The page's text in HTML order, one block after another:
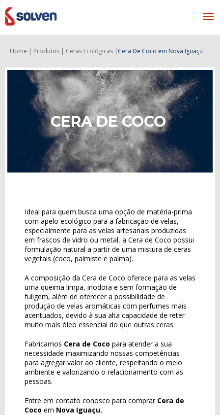
Home | Produtos | Ceras Ecológicas | Cera De Coco em Nova Iguaçu
CERA DE COCO
Ideal para quem busca uma opção de matéria-prima
com apelo ecológico para a fabricação de velas,
especialmente para as velas artesanais produzidas
em frascos de vidro ou metal, a Cera de Coco possui
formulação natural a partir de uma mistura de ceras
vegetais (coco, palmiste e palma).
A composição da Cera de Coco oferece para as velas
uma queima limpa, inodora e sem formação de
fuligem, além de oferecer a possibilidade de
produção de velas aromáticas com perfumes mais
acentuados, devido à sua alta capacidade de reter
muito mais óleo essencial do que outras ceras.
Fabricamos Cera de Coco para atender a sua
necessidade maximizando nossas competências
para agregar valor ao cliente, respeitando o meio
ambiente e valorizando o relacionamento com as
pessoas.
Entre em contato conosco para comprar Cera de
Coco em Nova Iguaçu.